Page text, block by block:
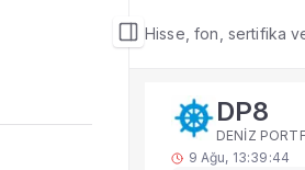
Hisse, fon, sertifika
Fon Detay
Rakip Analizi
DP8 benzer
DP8
DENİZ
9 Ağu, 13:39:44